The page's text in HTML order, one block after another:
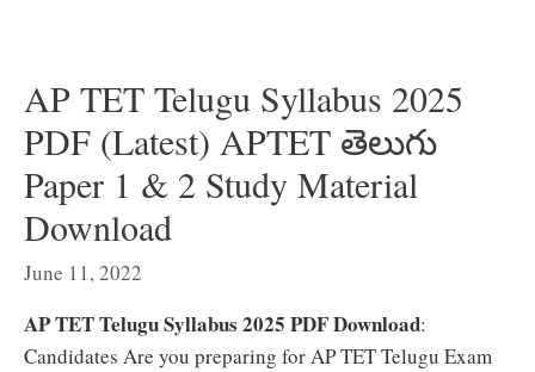
AP TET Telugu Syllabus 2025
PDF (Latest) APTET తెలుగు
Paper 1 & 2 Study Material
Download
June 11, 2022
AP TET Telugu Syllabus 2025 PDF Download:
Candidates Are you preparing for AP TET Telugu Exam